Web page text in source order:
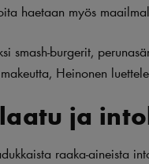
haetaan myös
smash-burgerit,
Heinonen
ja
raaka-aineista